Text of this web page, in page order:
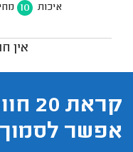
איכות 10
אין
אפשר